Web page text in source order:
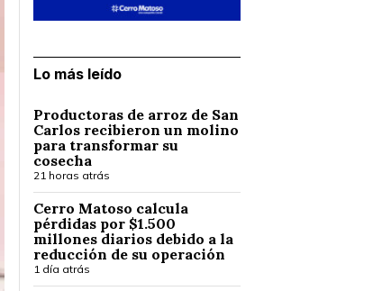
Lo más leído
Productoras de arroz de San
Carlos recibieron un molino
para transformar su
cosecha
21 horas atrás
Cerro Matoso calcula
pérdidas por $1.500
millones diarios debido a la
reducción de su operación
1 día atrás